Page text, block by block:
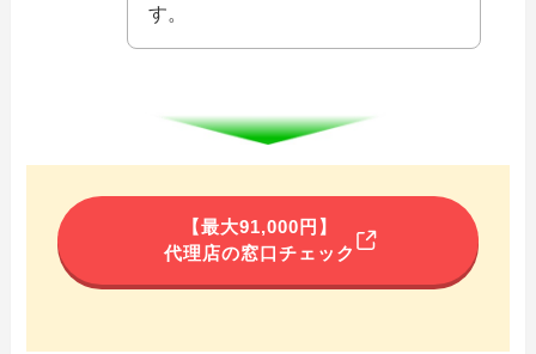
す。
【最大91,000円】
代理店の窓口チェック